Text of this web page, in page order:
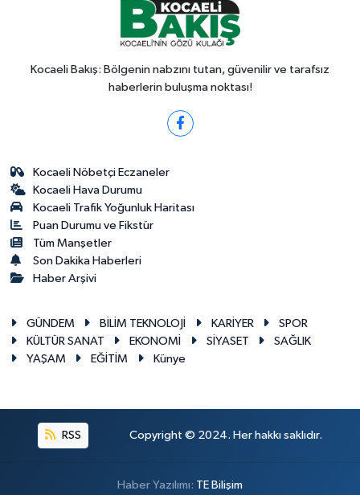
Kocaeli Bakış: Bölgenin nabzını tutan, güvenilir ve tarafsız
haberlerin buluşma noktası!
Kocaeli Nöbetçi Eczaneler
Kocaeli Hava Durumu
Kocaeli Trafik Yoğunluk Haritası
Puan Durumu ve Fikstür
Tüm Manşetler
Son Dakika Haberleri
Haber Arşivi
GÜNDEM BİLİM TEKNOLOJİ KARİYER
SPOR
KÜLTÜR SANAT
EKONOMİ SİYASET
SAĞLIK
YAŞAM
EĞİTİM Künye
RSS Copyright © 2024. Her hakkı saklıdır.
Haber Yazılımı: TE Bilişim